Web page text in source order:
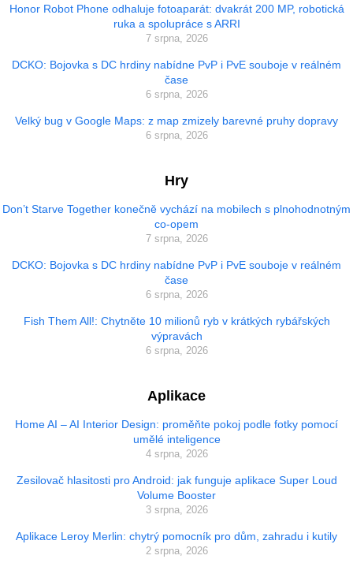
Honor Robot Phone odhaluje fotoaparát: dvakrát 200 MP, robotická
ruka a spolupráce s ARRI
7 srpna, 2026
DCKO: Bojovka s DC hrdiny nabídne PvP i PvE souboje v reálném
čase
6 srpna, 2026
Velký bug v Google Maps: z map zmizely barevné pruhy dopravy
6 srpna, 2026
Hry
Don’t Starve Together konečně vychází na mobilech s plnohodnotným
co-opem
7 srpna, 2026
DCKO: Bojovka s DC hrdiny nabídne PvP i PvE souboje v reálném
čase
6 srpna, 2026
Fish Them All!: Chytněte 10 milionů ryb v krátkých rybářských
výpravách
6 srpna, 2026
Aplikace
Home AI – AI Interior Design: proměňte pokoj podle fotky pomocí
umělé inteligence
4 srpna, 2026
Zesilovač hlasitosti pro Android: jak funguje aplikace Super Loud
Volume Booster
3 srpna, 2026
Aplikace Leroy Merlin: chytrý pomocník pro dům, zahradu i kutily
2 srpna, 2026